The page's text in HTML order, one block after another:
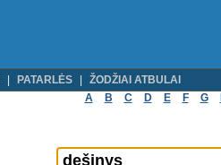
PATARLĖS
ŽODŽIAI ATBULAI
A
B C D E F G